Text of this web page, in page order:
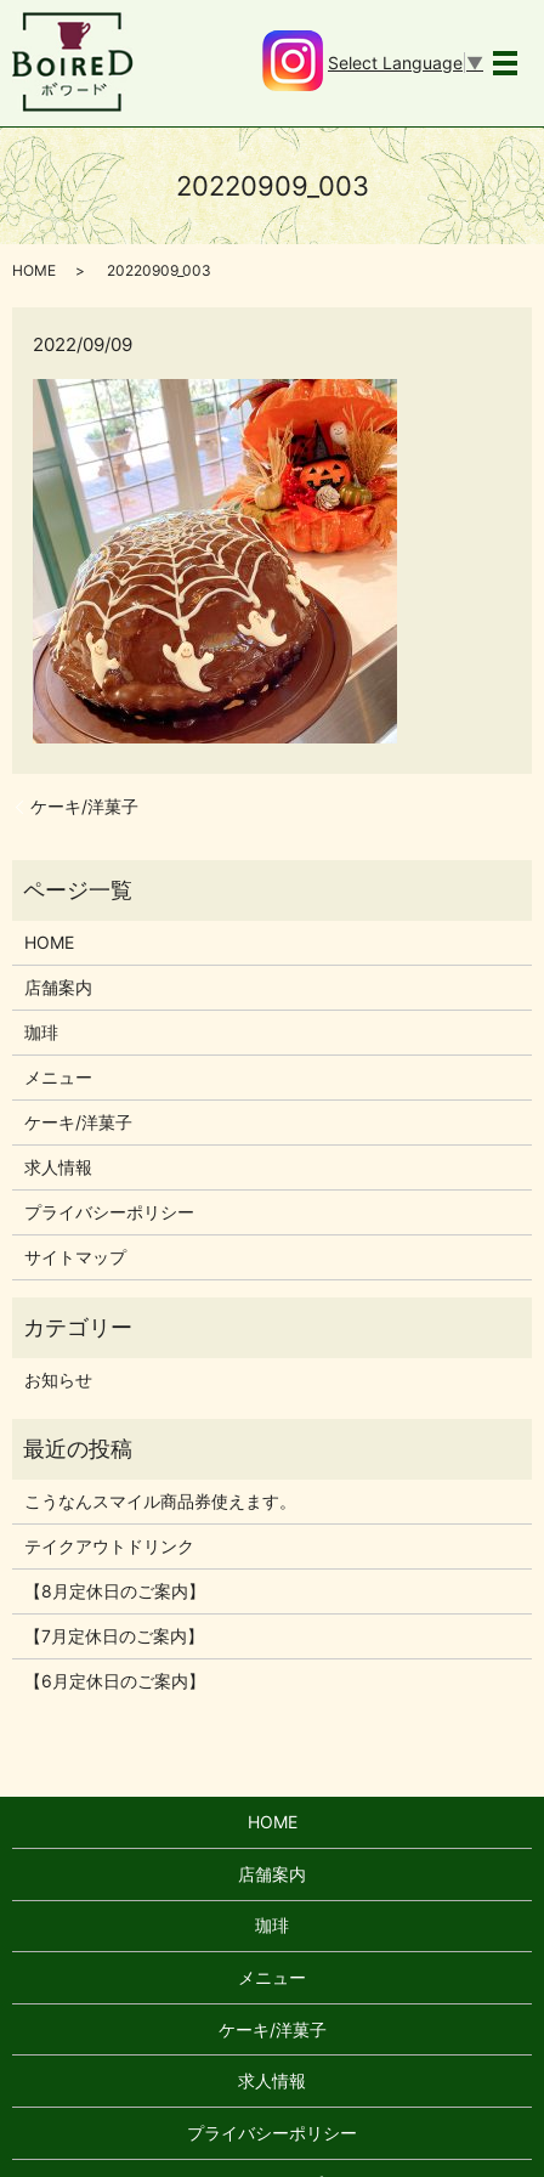
メ
Select Language ▼
20220909_003
HOME 20220909_003
2022/09/09
ケーキ/洋菓子
HOME
店舗案内
珈琲
メニュー
ケーキ/洋菓子
求人情報
プライバシーポリシー
サイトマップ
お知らせ
こうなんスマイル商品券使えます。
テイクアウトドリンク
【8月定休日のご案内】
【7月定休日のご案内】
【6月定休日のご案内】
HOME
店舗案内
珈琲
メニュー
ケーキ/洋菓子
求人情報
プライバシーポリシー